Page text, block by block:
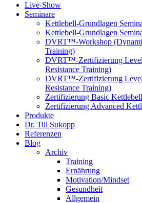
Live-Show
Seminare
Kettlebell-Grundlagen
Kettlebell-Grundlagen
DVRT™-Workshop
Training)
DVRT™-Zertifizierung
Resistance Training)
DVRT™-Zertifizierung
Resistance Training)
Zertifizierung Basic
Zertifizierung Advanced
Produkte
Dr. Till Sukopp
Referenzen
Blog
Archiv
Training
Ernährung
Motivation/Mindset
Gesundheit
Allgemein